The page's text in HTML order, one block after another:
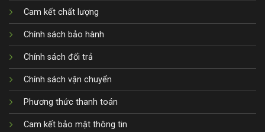
Cam kết chất lượng
Chính sách bảo hành
Chính sách đổi trả
Chính sách vận chuyển
Phương thức thanh toán
Cam kết bảo mật thông tin